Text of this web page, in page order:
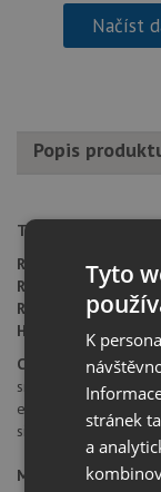
Načíst
Popis
Typ montáže dřezu:
Rozměr skříňky:
od
Rozměr dřezu:556 x
Rozměr dřezové
Hloubka dřezu:
180
Cena zahrnuje:
sítkový ventil 3 1/2"
excentrické ovládání
sifon pro úsporu
Materiál
Tyto
K
stránek
a